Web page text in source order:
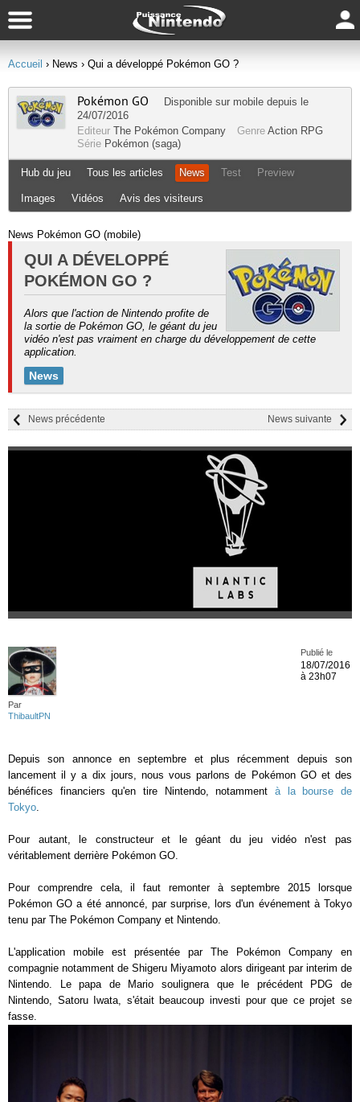
Accueil › News › Qui a développé Pokémon GO ?
Pokémon GO Disponible sur mobile depuis le
24/07/2016
Editeur The Pokémon Company Genre Action RPG
Série Pokémon (saga)
Hub du jeu Tous les articles News Test Preview
Images Vidéos Avis des visiteurs
News Pokémon GO (mobile)
QUI A DÉVELOPPÉ
POKÉMON GO ?
Alors que l'action de Nintendo profite de
la sortie de Pokémon GO, le géant du jeu
vidéo n'est pas vraiment en charge du développement de cette
application.
News
News suivante
News précédente
Par
ThibaultPN
Publié le
18/07/2016
à 23h07
Depuis son annonce en septembre et plus récemment depuis son
lancement il y a dix jours, nous vous parlons de Pokémon GO et des
bénéfices financiers qu'en tire Nintendo, notamment à la bourse de
Tokyo.
Pour autant, le constructeur et le géant du jeu vidéo n'est pas
véritablement derrière Pokémon GO.
Pour comprendre cela, il faut remonter à septembre 2015 lorsque
Pokémon GO a été annoncé, par surprise, lors d'un événement à Tokyo
tenu par The Pokémon Company et Nintendo.
L'application mobile est présentée par The Pokémon Company en
compagnie notamment de Shigeru Miyamoto alors dirigeant par interim de
Nintendo. Le papa de Mario soulignera que le précédent PDG de
Nintendo, Satoru Iwata, s'était beaucoup investi pour que ce projet se
fasse.